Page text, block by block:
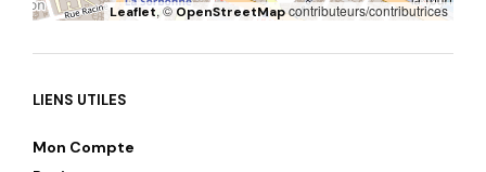
Leaflet, ©OpenStreetMapcontributeurs/contributrices
LIENS UTILES
Mon Compte